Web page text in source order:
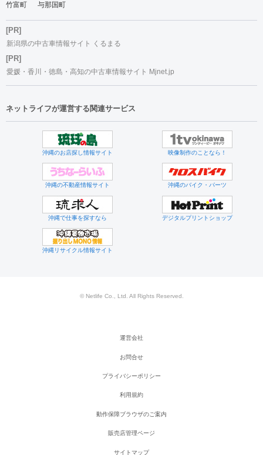
竹富町
与那国町
[PR]
新潟県の中古車情報サイト くるまる
[PR]
愛媛・香川・徳島・高知の中古車情報サイト Mjnet.jp
ネットライフが運営する関連サービス
沖縄のお店探し情報サイト 映像制作のことなら！
沖縄の不動産情報サイト 沖縄のバイク・パーツ
沖縄で仕事を探すなら デジタルプリントショップ
沖縄リサイクル情報サイト
© Netlife Co., Ltd. All Rights Reserved.
運営会社
お問合せ
プライバシーポリシー
利用規約
動作保障ブラウザのご案内
販売店管理ページ
サイトマップ